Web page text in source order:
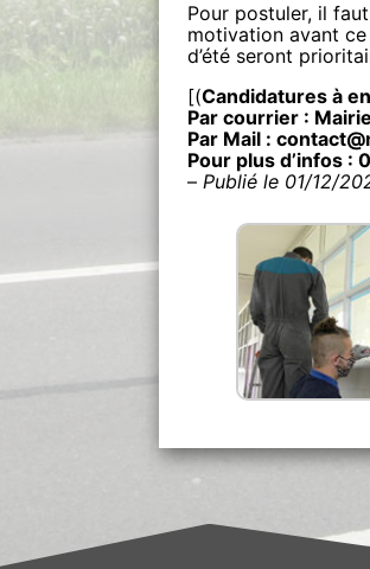
Pour postuler, il
motivation avant
d’été seront
[(Candidatures à
Par courrier :
Par Mail :
Pour plus d’infos :
–Publié le 01/12/